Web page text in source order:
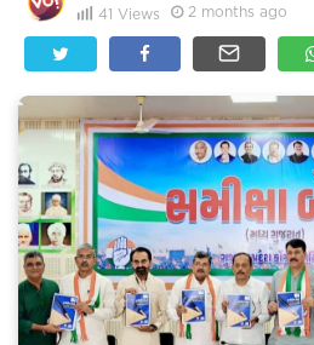
41 Views 2 months ago